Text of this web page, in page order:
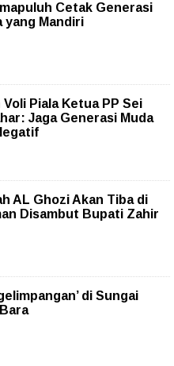
Cetak Generasi
yang Mandiri
Piala Ketua PP Sei
Jaga Generasi Muda
AL Ghozi Akan Tiba di
Disambut Bupati Zahir
di Sungai